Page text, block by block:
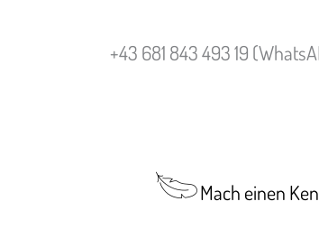
+43 681 843 493 19
Mach einen